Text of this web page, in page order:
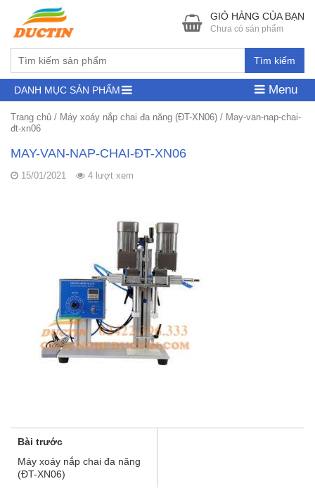
Tìm kiếm
GIỎ HÀNG CỦA BẠN
Chưa có sản phẩm
DANH MỤC SẢN PHẨM Menu
Trang chủ / Máy xoáy nắp chai đa năng (ĐT-XN06) / May-van-nap-chai-
đt-xn06
MAY-VAN-NAP-CHAI-ĐT-XN06
15/01/2021 4 lượt xem
Bài trước
Máy xoáy nắp chai đa năng
(ĐT-XN06)